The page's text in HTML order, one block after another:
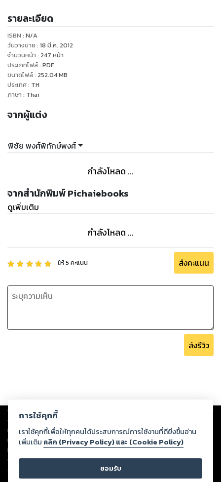
รายละเอียด
ISBN : N/A
วันวางขาย : 18 มี.ค. 2012
จำนวนหน้า : 247 หน้า
ประเภทไฟล์: PDF
ขนาดไฟล์: 252.04MB
ประเทศ: TH
ภาษา : Thai
จากผู้แต่ง
พิชัย พงศ์พิทักษ์พงศ์
กำลังโหลด ...
จากสำนักพิมพ์ Pichaiebooks
ดูเพิ่มเติม
กำลังโหลด ...
ให้5 คะแนน ส่งคะแนน
ส่งรีวิว
Copyright © 2026
ต่อผลงานหรือเนื้อหาใดที่อัปโหลดผ่านเว็บไซต์และปรากฏว่าละเมิดสิทธิใน
ทรัพย์สินทางปัญญาของบุคคลอื่นหรือขัดต่อกฎหมายและศีลธรรม ดังนั้น ผู้อ่าน
ทุกท่านโปรดใช้วิจารณญาณในการกลั่นกรองด้วยตนเอง และหากท่านพบว่าส่วน
หนึ่งส่วนใดขัดต่อกฎหมายและศีลธรรม กรุณาแจ้งมายังบริษัท เพื่อทีมงานจะได้
ดำเนินการในทันที ทั้งนี้ ทางสตอรี่ล็อกขอสงวนลิขสิทธิ์ตามพระราชบัญญัติ
ลิขสิทธิ์ พ.ศ. 2537 (ฉบับล่าสุด)
การใช้คุกกี้
เราใช้คุกกี้เพื่อให้ทุกคนได้ประสบการณ์การใช้งานที่ดียิ่งขึ้นอ่าน
เพิ่มเติม คลิก (Privacy Policy) และ (Cookie Policy)
ยอมรับ